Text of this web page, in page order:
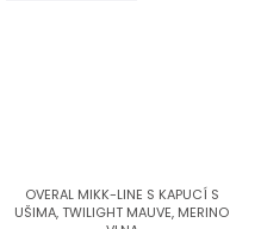
OVERAL MIKK-LINE S KAPUCÍ S
UŠIMA, TWILIGHT MAUVE, MERINO